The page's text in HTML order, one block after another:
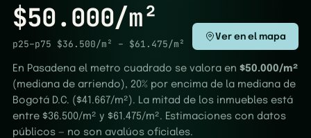
$50.000/m²
p25–p75 $36.500/m² – $61.475/m²
Ver en el mapa
En Pasadena el metro cuadrado se valora en $50.000/m²
(mediana de arriendo), 20% por encima de la mediana de
Bogotá D.C. ($41.667/m²). La mitad de los inmuebles está
entre $36.500/m² y $61.475/m². Estimaciones con datos
públicos — no son avalúos oficiales.